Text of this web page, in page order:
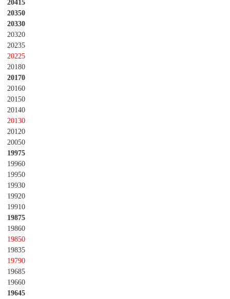
20415
20350
20330
20320
20235
20225
20180
20170
20160
20150
20140
20130
20120
20050
19975
19960
19950
19930
19920
19910
19875
19860
19850
19835
19790
19685
19660
19645